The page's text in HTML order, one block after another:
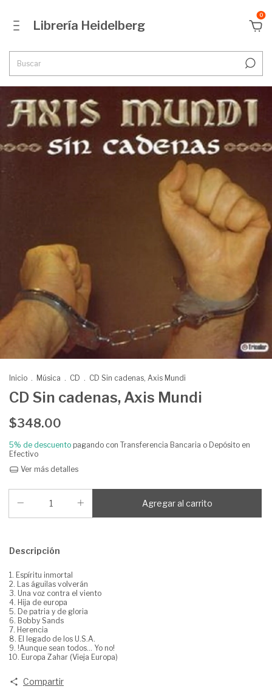
Librería Heidelberg
0
Inicio . Música . CD . CD Sin cadenas, Axis Mundi
CD Sin cadenas, Axis Mundi
$348.00
5% de descuento pagando con Transferencia Bancaria o Depósito en
Efectivo
Ver más detalles
Descripción
1. Espíritu inmortal
2. Las águilas volverán
3. Una voz contra el viento
4. Hija de europa
5. De patria y de gloria
6. Bobby Sands
7. Herencia
8. El legado de los U.S.A.
9. !Aunque sean todos... Yo no!
10. Europa Zahar (Vieja Europa)
Compartir